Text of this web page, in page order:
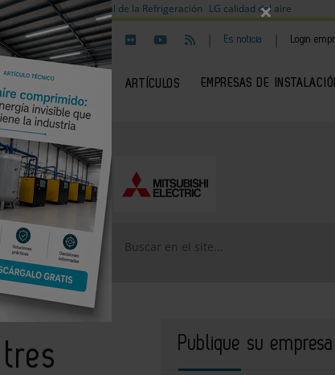
calefacción Día mundial de la Refrigeración LG calidad del aire
| Es noticia | Login
ARTÍCULOS EMPRESAS DE
Publique su empresa
×